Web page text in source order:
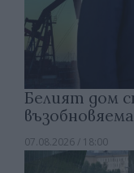
Белият дом
07.08.2026 / 18:00